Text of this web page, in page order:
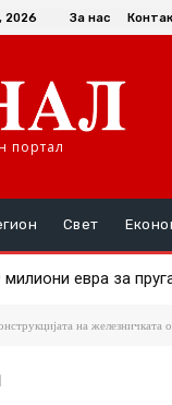
2026 За нас
портал
Свет
милиони евра за
оствари
на